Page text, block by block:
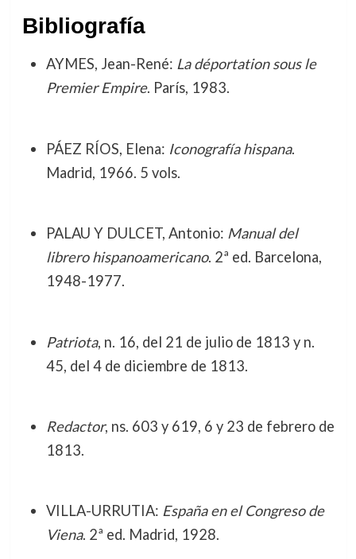
Bibliografía
AYMES, Jean-René: La déportation sous le
Premier Empire. París, 1983.
PÁEZ RÍOS, Elena: Iconografía hispana.
Madrid, 1966. 5 vols.
PALAU Y DULCET, Antonio: Manual del
librero hispanoamericano. 2ª ed. Barcelona,
1948-1977.
Patriota, n. 16, del 21 de julio de 1813 y n.
45, del 4 de diciembre de 1813.
Redactor, ns. 603 y 619, 6 y 23 de febrero de
1813.
VILLA-URRUTIA: España en el Congreso de
Viena. 2ª ed. Madrid, 1928.